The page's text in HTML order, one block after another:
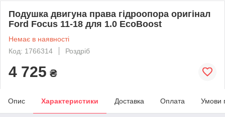
Подушка двигуна права гідроопора оригінал
Ford Focus 11-18 для 1.0 EcoBoost
Немає в наявності
Код: 1766314
Роздріб
4 725 ₴
Опис Характеристики Доставка Оплата Умови